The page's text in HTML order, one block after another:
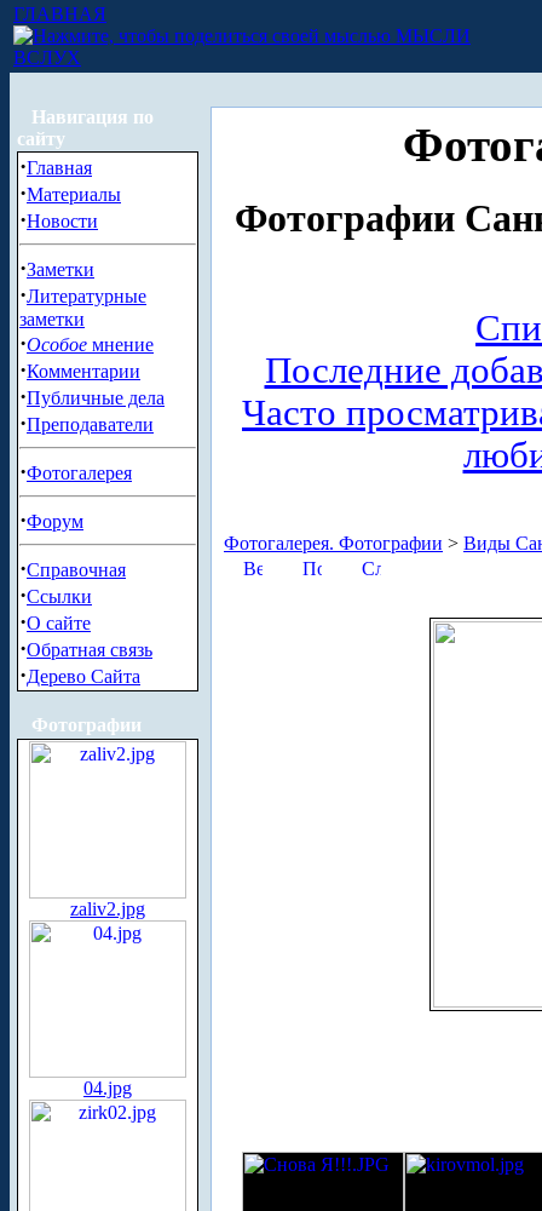
ГЛАВНАЯ
МЫСЛИ
ВСЛУХ
Навигация по
сайту
·Главная
·Материалы
·Новости
·Заметки
·Литературные
заметки
·Особое мнение
·Комментарии
·Публичные дела
·Преподаватели
·Фотогалерея
·Форум
·Справочная
·Ссылки
·О сайте
·Обратная связь
·Дерево Сайта
Фотографии
zaliv2.jpg
04.jpg
Фотографии
Последние
Часто
Фотогалерея. Фотографии > Виды